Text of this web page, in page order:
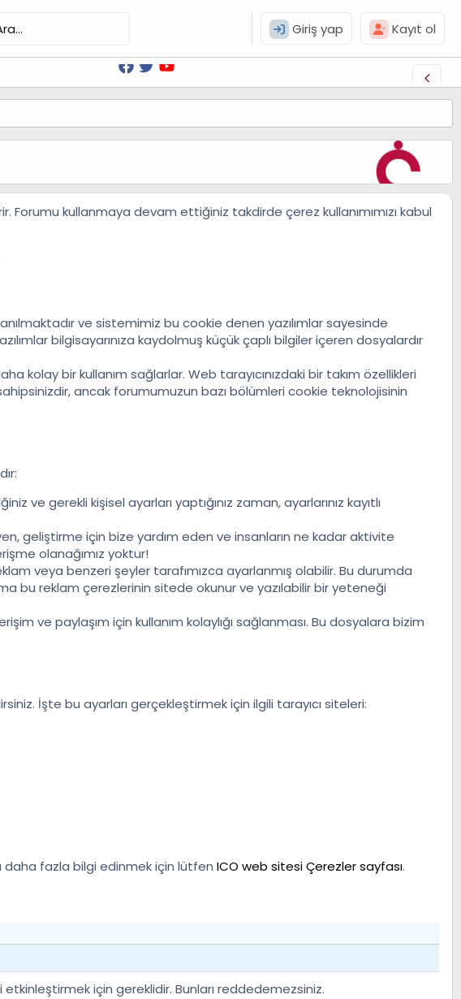
Giriş yap Kayıt ol
Forumu kullanmaya devam ettiğiniz takdirde çerez kullanımımızı kabul
ve sistemimiz bu cookie denen yazılımlar sayesinde
bilgisayarınıza kaydolmuş küçük çaplı bilgiler içeren dosyalardır
kolay bir kullanım sağlarlar. Web tarayıcınızdaki bir takım özellikleri
ancak forumumuzun bazı bölümleri cookie teknolojisinin
ve gerekli kişisel ayarları yaptığınız zaman, ayarlarınız kayıtlı
geliştirme için bize yardım eden ve insanların ne kadar aktivite
olanağımız yoktur!
veya benzeri şeyler tarafımızca ayarlanmış olabilir. Bu durumda
bu reklam çerezlerinin sitede okunur ve yazılabilir bir yeteneği
ve paylaşım için kullanım kolaylığı sağlanması. Bu dosyalara bizim
İşte bu ayarları gerçekleştirmek için ilgili tarayıcı siteleri:
daha fazla bilgi edinmek için lütfen ICO web sitesi Çerezler sayfası.
için gereklidir. Bunları reddedemezsiniz.